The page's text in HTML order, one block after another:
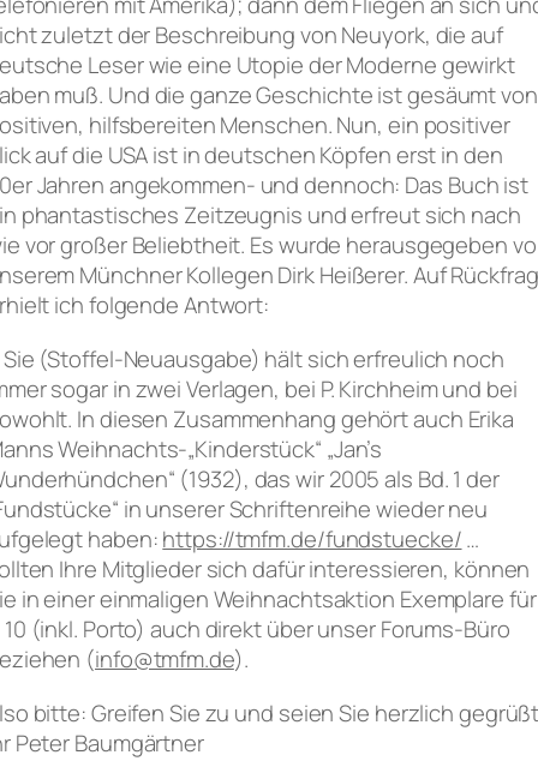
zuletzt der Beschreibung von Neuyork, die auf
Leser wie eine Utopie der Moderne gewirkt
muß. Und die ganze Geschichte ist gesäumt von
hilfsbereiten Menschen. Nun, ein positiver
auf die USA ist in deutschen Köpfen erst in den
Jahren angekommen- und dennoch: Das Buch ist
phantastisches Zeitzeugnis und erfreut sich nach
vor großer Beliebtheit. Es wurde herausgegeben
Münchner Kollegen Dirk Heißerer. Auf
ich folgende Antwort:
Sie (Stoffel-Neuausgabe) hält sich erfreulich noch
sogar in zwei Verlagen, bei P. Kirchheim und bei
In diesen Zusammenhang gehört auch Erika
Weihnachts-„Kinderstück“ „Jan’s
(1932), das wir 2005 als Bd. 1 der
in unserer Schriftenreihe wieder neu
haben:https://tmfm.de/fundstuecke/…
Ihre Mitglieder sich dafür interessieren, können
in einer einmaligen Weihnachtsaktion Exemplare für
(inkl. Porto) auch direkt über unser Forums-Büro
(info@tmfm.de).
bitte: Greifen Sie zu und seien Sie herzlich
Peter Baumgärtner